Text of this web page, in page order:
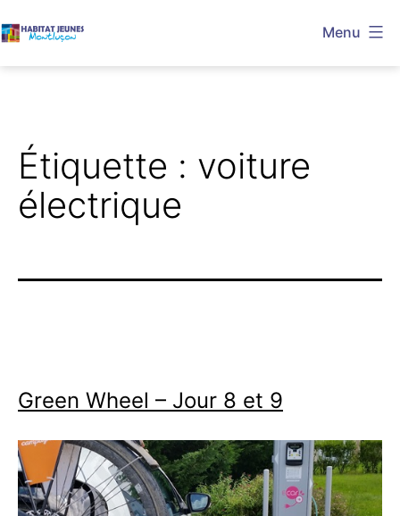
au
Menu
Étiquette : voiture
électrique
Green Wheel – Jour 8 et 9